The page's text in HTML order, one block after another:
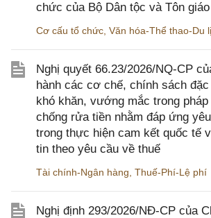
chức của Bộ Dân tộc và Tôn giáo
Cơ cấu tổ chức Văn hóa-Thể thao-Du
Nghị quyết 66.23/2026/NQ-CP
hành các cơ chế, chính sách
khó khăn, vướng mắc trong
chống rửa tiền nhằm đáp ứng
trong thực hiện cam kết quốc tế
tin theo yêu cầu về thuế
Tài chính-Ngân hàng Thuế-Phí-Lệ phí
Nghị định 293/2026/NĐ-CP của